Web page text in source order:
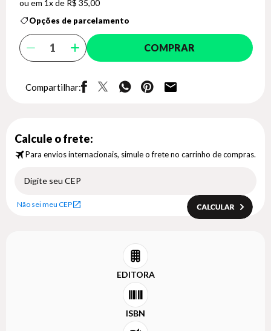
1x de R$ 35,00
Opções de parcelamento
COMPRAR
Compartilhar:
Calcule o frete:
Para envios internacionais, simule o frete no carrinho de compras.
Não sei meu CEP
EDITORA
ISBN